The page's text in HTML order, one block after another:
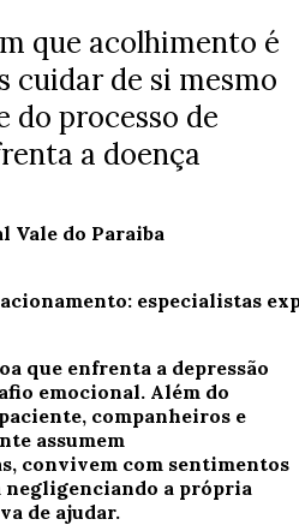
que acolhimento é
cuidar de si mesmo
do processo de
a doença
Vale do Paraiba
que enfrenta a depressão
emocional. Além do
companheiros e
assumem
convivem com sentimentos
negligenciando a própria
de ajudar.